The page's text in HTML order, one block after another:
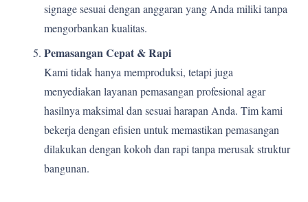
signage sesuai dengan anggaran yang Anda miliki tanpa
mengorbankan kualitas.
Pemasangan Cepat & Rapi
Kami tidak hanya memproduksi, tetapi juga
menyediakan layanan pemasangan profesional agar
hasilnya maksimal dan sesuai harapan Anda. Tim kami
bekerja dengan efisien untuk memastikan pemasangan
dilakukan dengan kokoh dan rapi tanpa merusak struktur
bangunan.